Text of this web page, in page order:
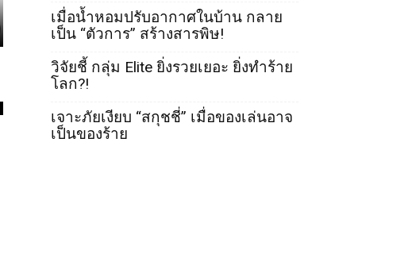
เมื่อน้ำหอมปรับอากาศในบ้าน กลาย
เป็น “ตัวการ” สร้างสารพิษ!
วิจัยชี้ กลุ่ม Elite ยิ่งรวยเยอะ ยิ่งทำร้าย
โลก?!
เจาะภัยเงียบ “สกุชชี่” เมื่อของเล่นอาจ
เป็นของร้าย